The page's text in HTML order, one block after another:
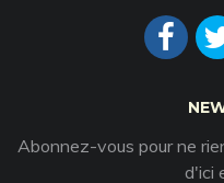
Abonnez-vous pour ne
d'ici